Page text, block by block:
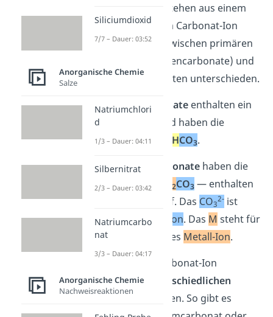
, denn sie bestehen aus einem
Metall-Ion und einem Carbonat-Ion
2-). Dabei wird zwischen primären
Carbonaten (Hydrogencarbonate) und
sekundären Carbonaten unterschieden.
Die
primären Carbonateenthalten ein
Wasserstoffatom
und haben die
allgemeine Formel
HCO3.
Die
sekundären Carbonatehaben die
allgemeine Formel
2CO3 — enthalten
also kein Wasserstoff. Das CO3
2-ist
dabei dasCarbonat-Ion. Das M steht für
ein im Salz enthaltenes Metall-Ion.
rbonat-Ion
Bindungen mit
unterschiedlichen
Metall-Ionen
eingehen. So gibt es
Siliciumdioxid
7/7 – Dauer: 03:52
Anorganische Chemie
Salze
Natriumchlori
d
1/3 – Dauer: 04:11
Silbernitrat
2/3 – Dauer: 03:42
Natriumcarbo
nat
3/3 – Dauer: 04:17
Anorganische Chemie
Nachweisreaktionen